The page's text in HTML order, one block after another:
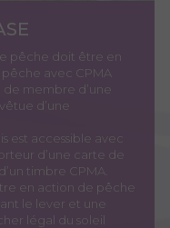
pêche doit être en
avec CPMA
membre d’une
d’une
est accessible avec
d’une carte de
timbre CPMA.
en action de pêche
le lever et une
légal du soleil